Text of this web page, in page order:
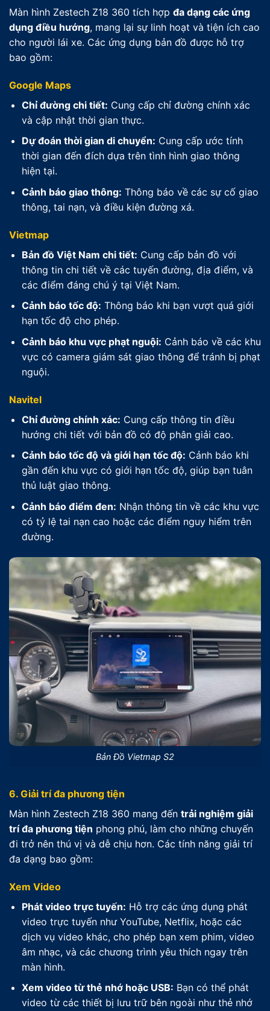
Màn hình Zestech Z18 360 tích hợp đa dạng các ứng
dụng điều hướng, mang lại sự linh hoạt và tiện ích cao
cho người lái xe. Các ứng dụng bản đồ được hỗ trợ
bao gồm:
Google Maps
Chỉ đường chi tiết: Cung cấp chỉ đường chính xác
và cập nhật thời gian thực.
Dự đoán thời gian di chuyển: Cung cấp ước tính
thời gian đến đích dựa trên tình hình giao thông
hiện tại.
Cảnh báo giao thông: Thông báo về các sự cố giao
thông, tai nạn, và điều kiện đường xá.
Vietmap
Bản đồ Việt Nam chi tiết: Cung cấp bản đồ với
thông tin chi tiết về các tuyến đường, địa điểm, và
các điểm đáng chú ý tại Việt Nam.
Cảnh báo tốc độ: Thông báo khi bạn vượt quá giới
hạn tốc độ cho phép.
Cảnh báo khu vực phạt nguội: Cảnh báo về các khu
vực có camera giám sát giao thông để tránh bị phạt
nguội.
Navitel
Chỉ đường chính xác: Cung cấp thông tin điều
hướng chi tiết với bản đồ có độ phân giải cao.
Cảnh báo tốc độ và giới hạn tốc độ: Cảnh báo khi
gần đến khu vực có giới hạn tốc độ, giúp bạn tuân
thủ luật giao thông.
Cảnh báo điểm đen: Nhận thông tin về các khu vực
có tỷ lệ tai nạn cao hoặc các điểm nguy hiểm trên
đường.
Bản Đồ Vietmap S2
6. Giải trí đa phương tiện
Màn hình Zestech Z18 360 mang đến trải nghiệm giải
trí đa phương tiện phong phú, làm cho những chuyến
đi trở nên thú vị và dễ chịu hơn. Các tính năng giải trí
đa dạng bao gồm:
Xem Video
Phát video trực tuyến: Hỗ trợ các ứng dụng phát
video trực tuyến như YouTube, Netflix, hoặc các
dịch vụ video khác, cho phép bạn xem phim, video
âm nhạc, và các chương trình yêu thích ngay trên
màn hình.
Xem video từ thẻ nhớ hoặc USB: Bạn có thể phát
video từ các thiết bị lưu trữ bên ngoài như thẻ nhớ